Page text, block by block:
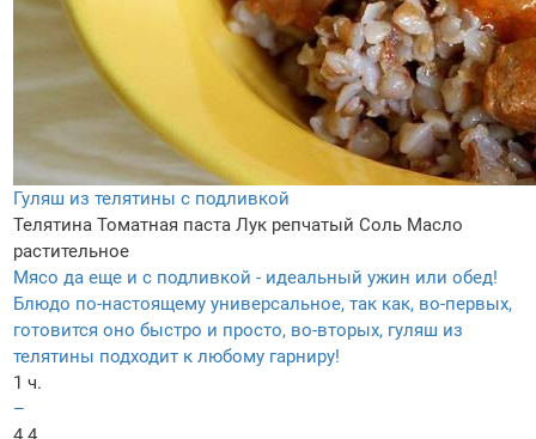
Гуляш из телятины с подливкой
Телятина Томатная паста Лук репчатый Соль Масло
растительное
Мясо да еще и с подливкой - идеальный ужин или обед!
Блюдо по-настоящему универсальное, так как, во-первых,
готовится оно быстро и просто, во-вторых, гуляш из
телятины подходит к любому гарниру!
1 ч.
–